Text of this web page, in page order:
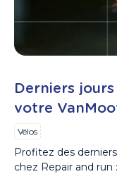
Derniers
votre
Vélos
Profitez des
chez Repair and